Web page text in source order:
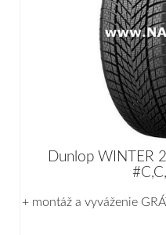
Dunlop WINTER
+ montáž a vyváženie